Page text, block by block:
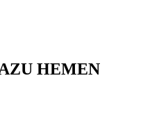
HEMEN